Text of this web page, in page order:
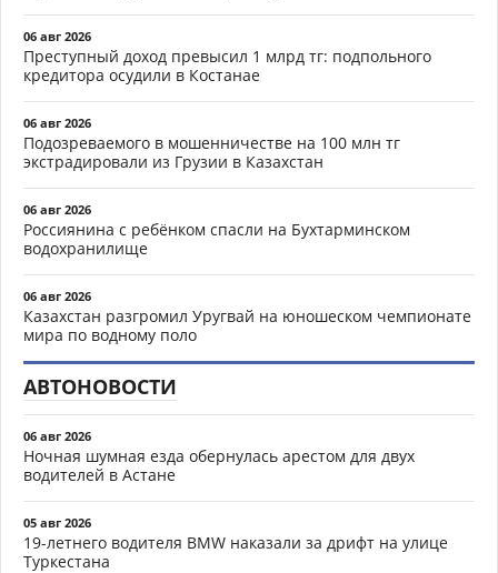
06 авг 2026
Преступный доход превысил 1 млрд тг: подпольного
кредитора осудили в Костанае
06 авг 2026
Подозреваемого в мошенничестве на 100 млн тг
экстрадировали из Грузии в Казахстан
06 авг 2026
Россиянина с ребёнком спасли на Бухтарминском
водохранилище
06 авг 2026
Казахстан разгромил Уругвай на юношеском чемпионате
мира по водному поло
АВТОНОВОСТИ
06 авг 2026
Ночная шумная езда обернулась арестом для двух
водителей в Астане
05 авг 2026
19-летнего водителя BMW наказали за дрифт на улице
Туркестана